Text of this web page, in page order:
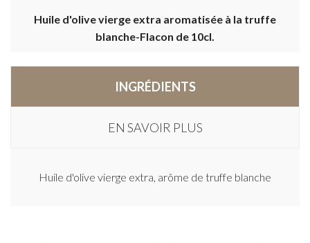
Huile d'olive vierge extra aromatisée à la truffe
blanche-Flacon de 10cl.
INGRÉDIENTS
EN SAVOIR PLUS
Huile d'olive vierge extra, arôme de truffe blanche